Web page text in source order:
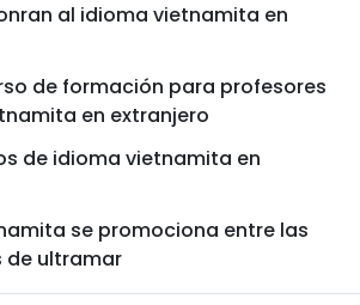
al idioma vietnamita en
de formación para profesores
en extranjero
de idioma vietnamita en
se promociona entre las
de ultramar